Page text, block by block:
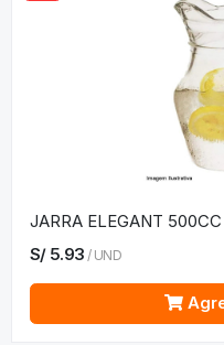
JARRA ELEGANT
S/ 5.93 / UND